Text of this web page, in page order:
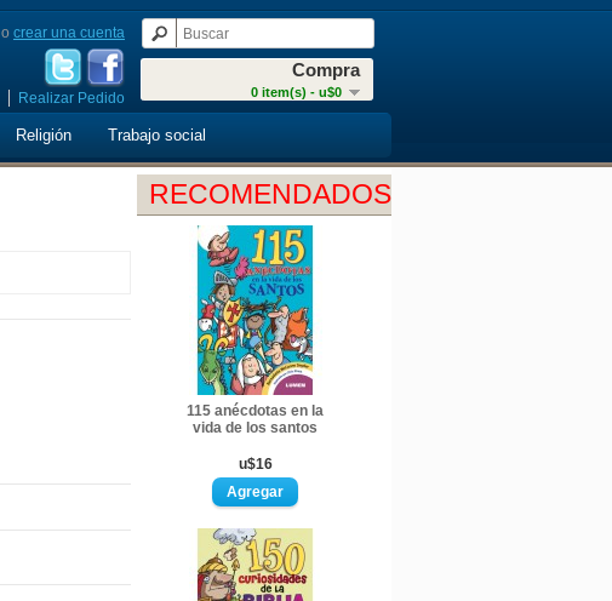
Compra
0 item(s) - u$0
o crear una cuenta
Realizar Pedido
Religión Trabajo social
RECOMENDADOS
115 anécdotas en la
vida de los santos
u$16